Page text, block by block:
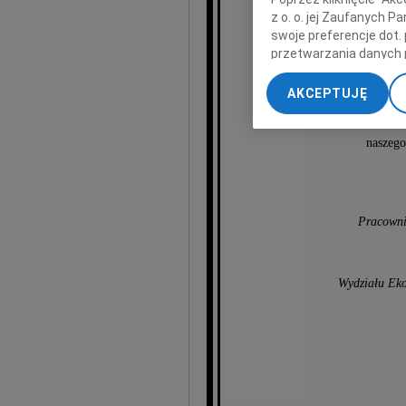
Wydziału
z o. o. jej Zaufanych
swoje preferencje dot.
przetwarzania danych
„Ustawienia
My, nasi Zaufani
dokładnych danych
Przechowywanie
AKCEPTUJĘ